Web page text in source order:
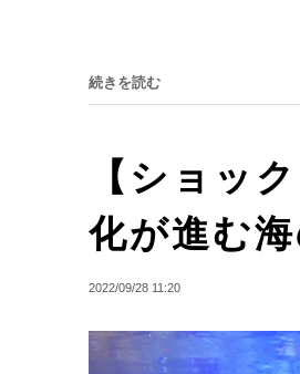
続きを読む
【ショッ
化が進む
2022/09/28 11:20